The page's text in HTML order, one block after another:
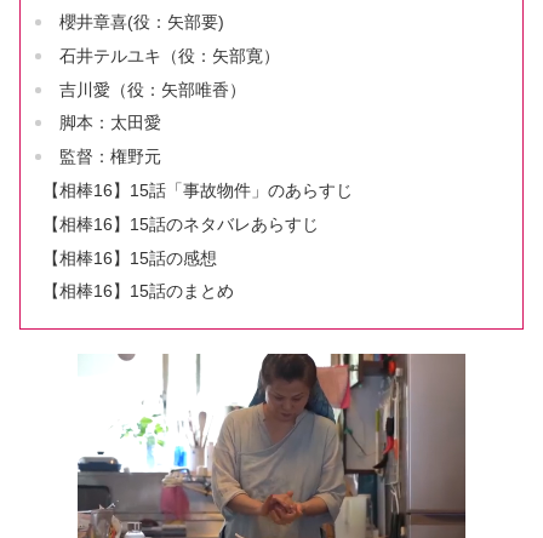
櫻井章喜(役：矢部要)
石井テルユキ（役：矢部寛）
吉川愛（役：矢部唯香）
脚本：太田愛
監督：権野元
【相棒16】15話「事故物件」のあらすじ
【相棒16】15話のネタバレあらすじ
【相棒16】15話の感想
【相棒16】15話のまとめ